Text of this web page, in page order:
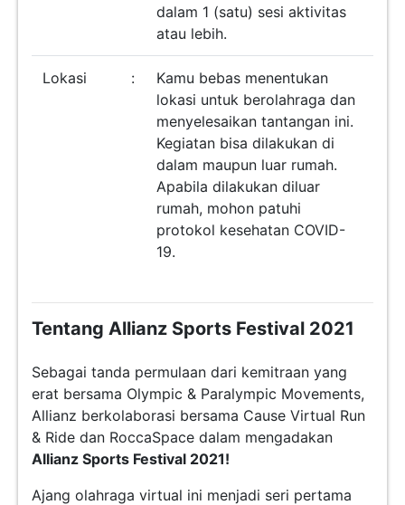
dalam 1 (satu) sesi aktivitas
atau lebih.
Lokasi :
Kamu bebas menentukan
lokasi untuk berolahraga dan
menyelesaikan tantangan ini.
Kegiatan bisa dilakukan di
dalam maupun luar rumah.
Apabila dilakukan diluar
rumah, mohon patuhi
protokol kesehatan COVID-
19.
Tentang Allianz Sports Festival 2021
Sebagai tanda permulaan dari kemitraan yang
erat bersama Olympic & Paralympic Movements,
Allianz berkolaborasi bersama Cause Virtual Run
& Ride dan RoccaSpace dalam mengadakan
Allianz Sports Festival 2021!
Ajang olahraga virtual ini menjadi seri pertama